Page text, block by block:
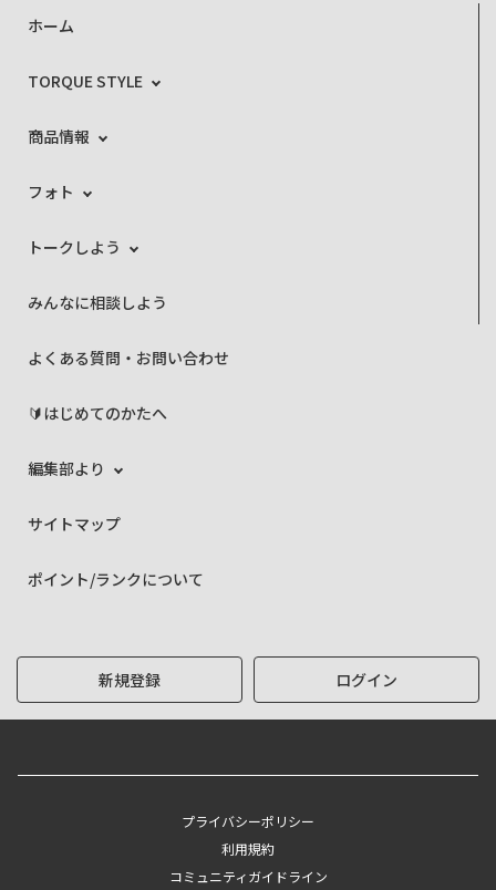
ホーム
TORQUE STYLE
商品情報
フォト
トークしよう
みんなに相談しよう
よくある質問・お問い合わせ
🔰はじめてのかたへ
編集部より
サイトマップ
ポイント/ランクについて
新規登録 ログイン
プライバシーポリシー
利用規約
コミュニティガイドライン